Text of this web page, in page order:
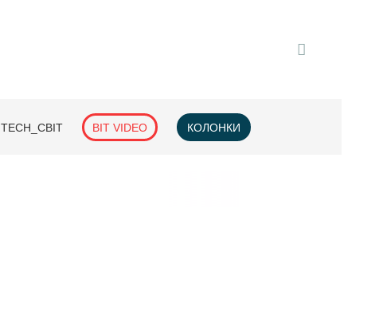
TECH_СВІТ BIT VIDEO КОЛОНКИ